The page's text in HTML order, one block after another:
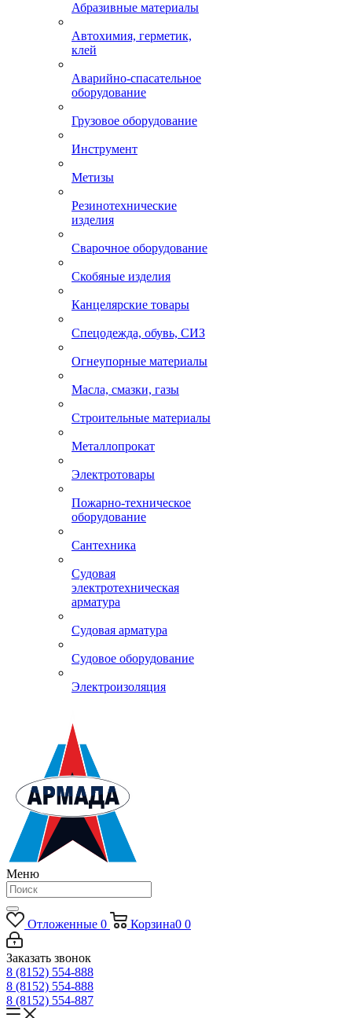
Абразивные материалы
Автохимия, герметик,
клей
Аварийно-спасательное
оборудование
Грузовое оборудование
Инструмент
Метизы
Резинотехнические
изделия
Сварочное оборудование
Скобяные изделия
Канцелярские товары
Спецодежда, обувь, СИЗ
Огнеупорные материалы
Масла, смазки, газы
Строительные материалы
Металлопрокат
Электротовары
Пожарно-техническое
оборудование
Сантехника
Судовая
электротехническая
арматура
Судовая арматура
Судовое оборудование
Электроизоляция
Меню
Отложенные 0 Корзина0 0
Заказать звонок
8 (8152) 554-888
8 (8152) 554-888
8 (8152) 554-887